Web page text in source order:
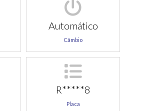
Automático
Câmbio
R*****8
Placa